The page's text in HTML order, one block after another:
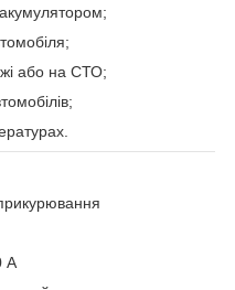
або на СТО;
А